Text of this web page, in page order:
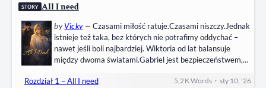
STORY All I need
byVicky— Czasami miłość ratuje.Czasami niszczy.Jednak
istnieje też taka, bez których nie potrafimy oddychać –
nawet jeśli boli najbardziej. Wiktoria od lat balansuje
między dwoma światami.Gabriel jest bezpieczeństwem,
uzależnieniem, uczuciem tak intensywnym, że odbiera
Rozdział 1 – All I need 5,2 KWords •sty 10, '26